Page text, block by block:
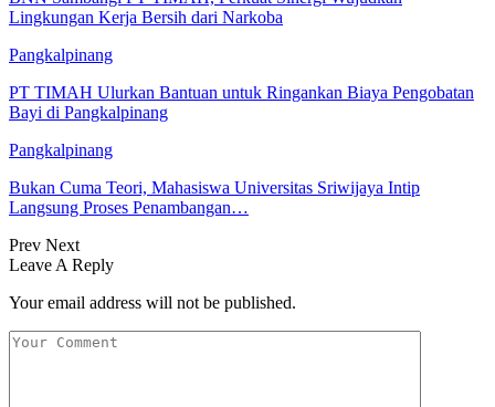
Lingkungan Kerja Bersih dari Narkoba
Pangkalpinang
PT TIMAH Ulurkan Bantuan untuk Ringankan Biaya Pengobatan
Bayi di Pangkalpinang
Pangkalpinang
Bukan Cuma Teori, Mahasiswa Universitas Sriwijaya Intip
Langsung Proses Penambangan…
Prev Next
Leave A Reply
Your email address will not be published.